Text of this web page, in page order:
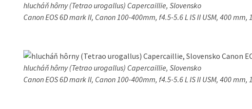
hlucháň hôrny (Tetrao urogallus) Capercaillie, Slovensko
Canon EOS 6D mark II, Canon 100-400mm, f4.5-5.6 L IS II USM, 400
hlucháň hôrny (Tetrao urogallus) Capercaillie, Slovensko
Canon EOS 6D mark II, Canon 100-400mm, f4.5-5.6 L IS II USM, 400